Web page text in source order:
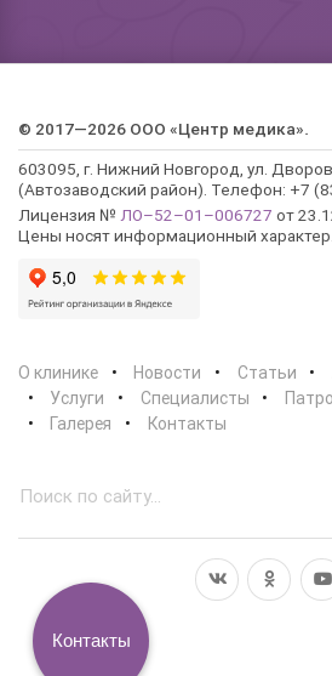
© 2017—2026 ООО «Центр медика».
603095, г. Нижний Новгород, ул.
(Автозаводский район). Телефон: +7
Лицензия № ЛО–52–01–006727 от
Цены носят информационный характер.
О клинике Новости Статьи
Услуги
Специалисты
Галерея
Контакты
Контакты